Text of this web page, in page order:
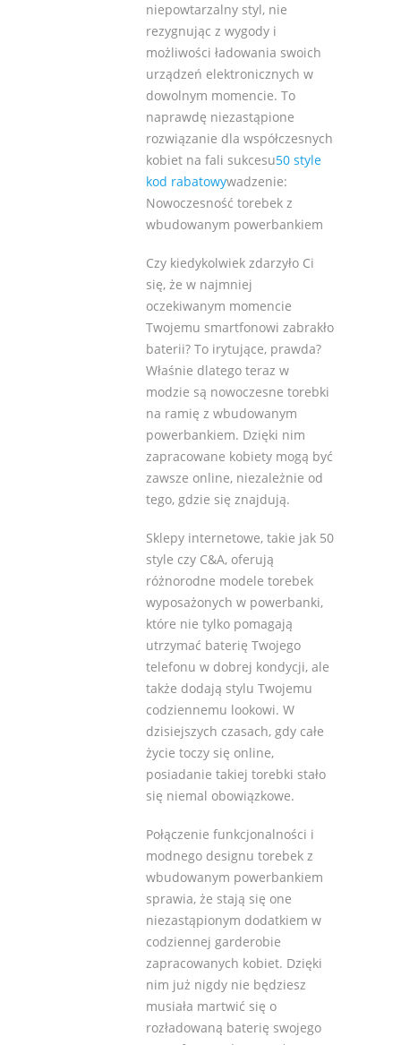
niepowtarzalny styl, nie
rezygnując z wygody i
możliwości ładowania swoich
urządzeń elektronicznych w
dowolnym momencie. To
naprawdę niezastąpione
rozwiązanie dla współczesnych
kobiet na fali sukcesu50 style
kod rabatowywadzenie:
Nowoczesność torebek z
wbudowanym powerbankiem
Czy kiedykolwiek zdarzyło Ci
się, że w najmniej
oczekiwanym momencie
Twojemu smartfonowi zabrakło
baterii? To irytujące, prawda?
Właśnie dlatego teraz w
modzie są nowoczesne torebki
na ramię z wbudowanym
powerbankiem. Dzięki nim
zapracowane kobiety mogą być
zawsze online, niezależnie od
tego, gdzie się znajdują.
Sklepy internetowe, takie jak 50
style czy C&A, oferują
różnorodne modele torebek
wyposażonych w powerbanki,
które nie tylko pomagają
utrzymać baterię Twojego
telefonu w dobrej kondycji, ale
także dodają stylu Twojemu
codziennemu lookowi. W
dzisiejszych czasach, gdy całe
życie toczy się online,
posiadanie takiej torebki stało
się niemal obowiązkowe.
Połączenie funkcjonalności i
modnego designu torebek z
wbudowanym powerbankiem
sprawia, że stają się one
niezastąpionym dodatkiem w
codziennej garderobie
zapracowanych kobiet. Dzięki
nim już nigdy nie będziesz
musiała martwić się o
rozładowaną baterię swojego